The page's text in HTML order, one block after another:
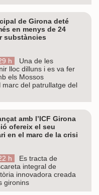
de Girona deté
en menys de 24
substàncies
h
Una de les
lloc dilluns i es va fer
els Mossos
marc del patrullatge del
amb l’ICF Girona
ofereix el seu
en el marc de la crisi
h
Es tracta de
integral de
innovadora creada
gironins